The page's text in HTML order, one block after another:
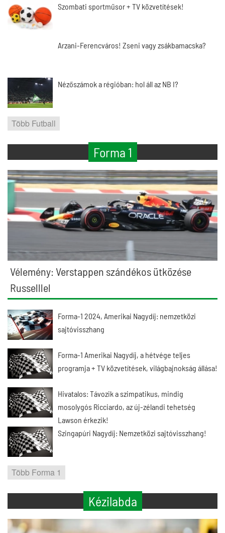
Szombati sportműsor + TV közvetítések!
Arzani-Ferencváros! Zseni vagy zsákbamacska?
Nézőszámok a régióban: hol áll az NB I?
Több Futball
Forma 1
Vélemény: Verstappen szándékos ütközése
Russelllel
Forma-1 2024, Amerikai Nagydíj: nemzetközi
sajtóvisszhang
Forma-1 Amerikai Nagydíj, a hétvége teljes
programja + TV közvetítések, világbajnokság állása!
Hivatalos: Távozik a szimpatikus, mindig
mosolygós Ricciardo, az új-zélandi tehetség
Lawson érkezik!
Szingapúri Nagydíj: Nemzetközi sajtóvisszhang!
Több Forma 1
Kézilabda